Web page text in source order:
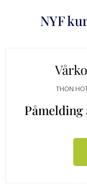
NYF
THON
Påmelding